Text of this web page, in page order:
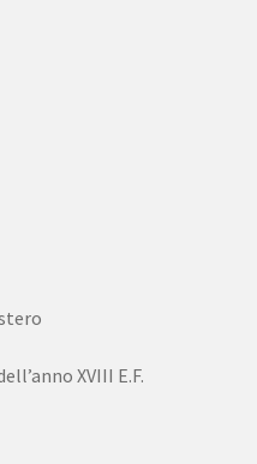
XVIII E.F.